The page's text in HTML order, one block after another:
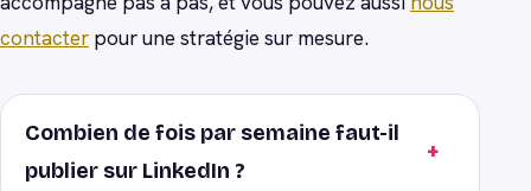
contacter pour une stratégie sur mesure.
Combien de fois par semaine faut-il
publier sur LinkedIn ?